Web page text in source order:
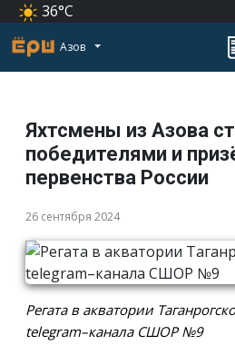
36°C
Азов
Яхтсмены из Азова
победителями и
первенства России
26 сентября 2024
Регата в акватории
telegram–канала СШОР №9